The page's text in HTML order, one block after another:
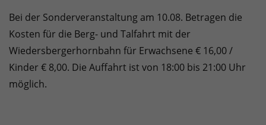
Bei der Sonderveranstaltung am 10.08. Betragen die
Kosten für die Berg- und Talfahrt mit der
Wiedersbergerhornbahn für Erwachsene € 16,00 /
Kinder € 8,00. Die Auffahrt ist von 18:00 bis 21:00 Uhr
möglich.